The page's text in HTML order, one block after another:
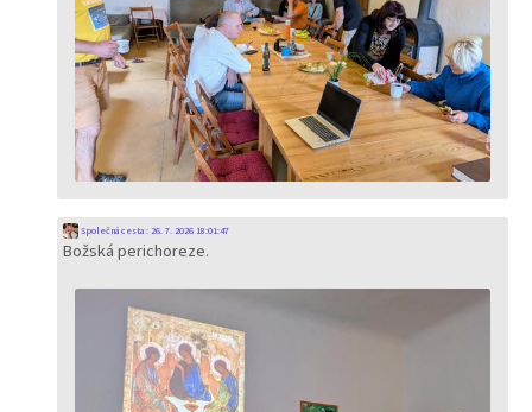
Společná cesta: 26. 7. 2026 18:01:47
Božská perichoreze.